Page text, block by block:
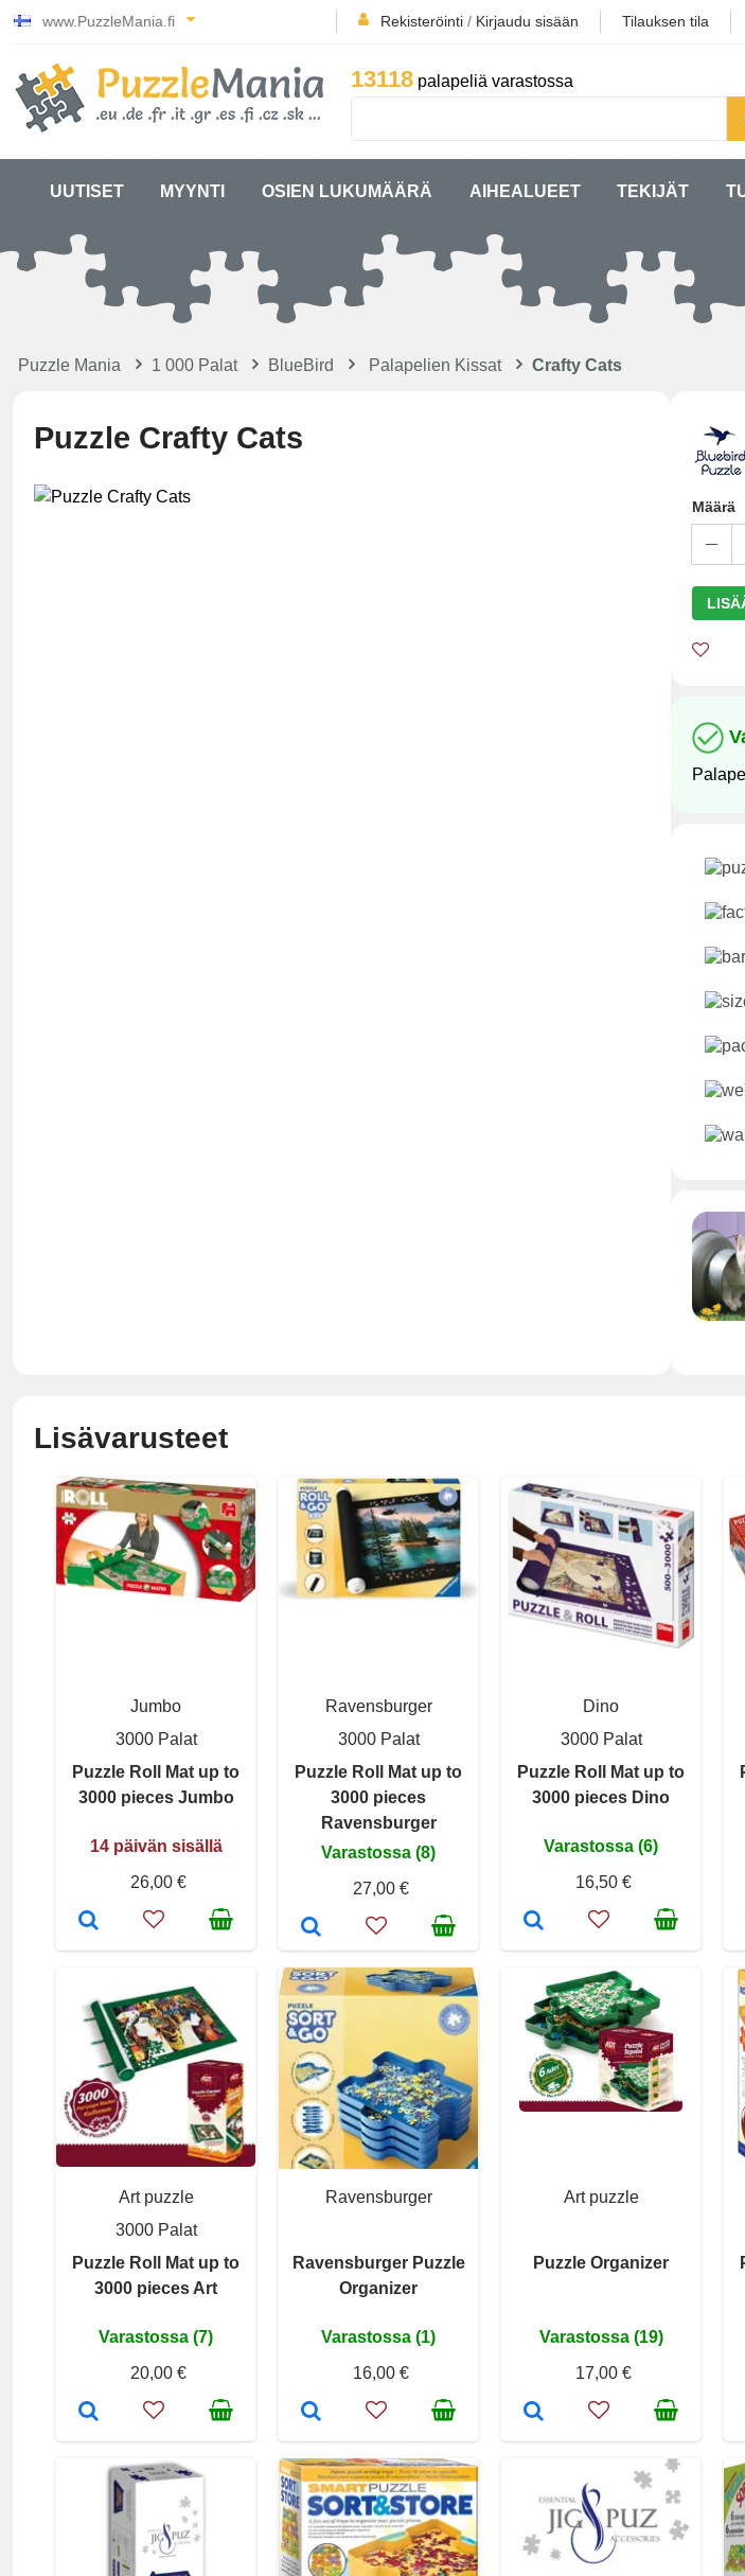
www.PuzzleMania.fi Rekisteröinti / Kirjaudu sisään Tilauksen tila
13118 palapeliä varastossa
UUTISET MYYNTI OSIEN LUKUMÄÄRÄ AIHEALUEET TEKIJÄT
Puzzle Mania 1 000 Palat BlueBird Palapelien Kissat Crafty Cats
Puzzle Crafty Cats
Määrä
Lisävarusteet
Jumbo
3000 Palat
Puzzle Roll Mat up to
3000 pieces Jumbo
14 päivän sisällä
26,00 €
Ravensburger
3000 Palat
Puzzle Roll Mat up to
3000 pieces
Ravensburger
Varastossa (8)
27,00 €
Dino
3000 Palat
Puzzle Roll Mat up to
3000 pieces Dino
Varastossa (6)
16,50 €
Art puzzle
3000 Palat
Puzzle Roll Mat up to
3000 pieces Art
Varastossa (7)
20,00 €
Ravensburger
Ravensburger Puzzle
Organizer
Varastossa (1)
16,00 €
Art puzzle
Puzzle Organizer
Varastossa (19)
17,00 €